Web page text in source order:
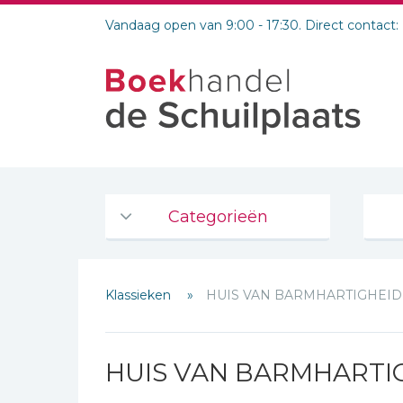
Vandaag open van 9:00 - 17:30. Direct contact:
Categorieën
De Bijbel
Bijbelse Dagboeken 2026
Bijbelstudie groepen
Klassieken HUIS VAN BARMHARTIGHEID
HUIS VAN